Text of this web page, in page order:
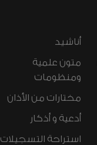
أناشيد
متون علمية
ومنظومات
مختارات من الأذان
أدعية و أذكار
استراحة التسجيلات